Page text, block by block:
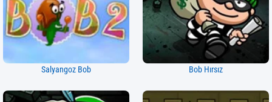
Salyangoz Bob Bob Hırsız